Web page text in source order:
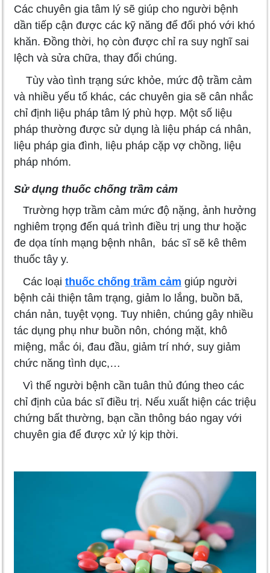
Các chuyên gia tâm lý sẽ giúp cho người bệnh
dần tiếp cận được các kỹ năng để đối phó với khó
khăn. Đồng thời, họ còn được chỉ ra suy nghĩ sai
lệch và sửa chữa, thay đổi chúng.
Tùy vào tình trạng sức khỏe, mức độ trầm cảm
và nhiều yếu tố khác, các chuyên gia sẽ cân nhắc
chỉ định liệu pháp tâm lý phù hợp. Một số liệu
pháp thường được sử dụng là liệu pháp cá nhân,
liệu pháp gia đình, liệu pháp cặp vợ chồng, liệu
pháp nhóm.
Sử dụng thuốc chống trầm cảm
Trường hợp trầm cảm mức độ nặng, ảnh hưởng
nghiêm trọng đến quá trình điều trị ung thư hoặc
đe dọa tính mạng bệnh nhân, bác sĩ sẽ kê thêm
thuốc tây y.
Các loại thuốc chống trầm cảm giúp người
bệnh cải thiện tâm trạng, giảm lo lắng, buồn bã,
chán nản, tuyệt vọng. Tuy nhiên, chúng gây nhiều
tác dụng phụ như buồn nôn, chóng mặt, khô
miệng, mắc ói, đau đầu, giảm trí nhớ, suy giảm
chức năng tình dục,…
Vì thế người bệnh cần tuân thủ đúng theo các
chỉ định của bác sĩ điều trị. Nếu xuất hiện các triệu
chứng bất thường, bạn cần thông báo ngay với
chuyên gia để được xử lý kịp thời.